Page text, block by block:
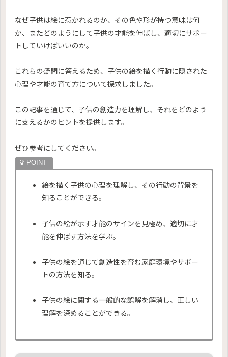
なぜ子供は絵に惹かれるのか、その色や形が持つ意味は何
か、またどのようにして子供の才能を伸ばし、適切にサポー
トしていけばいいのか。
これらの疑問に答えるため、子供の絵を描く行動に隠された
心理や才能の育て方について探求しました。
この記事を通じて、子供の創造力を理解し、それをどのよう
に支えるかのヒントを提供します。
ぜひ参考にしてください。
絵を描く子供の心理を理解し、その行動の背景を
知ることができる。
子供の絵が示す才能のサインを見極め、適切に才
能を伸ばす方法を学ぶ。
子供の絵を通じて創造性を育む家庭環境やサポー
トの方法を知る。
子供の絵に関する一般的な誤解を解消し、正しい
理解を深めることができる。